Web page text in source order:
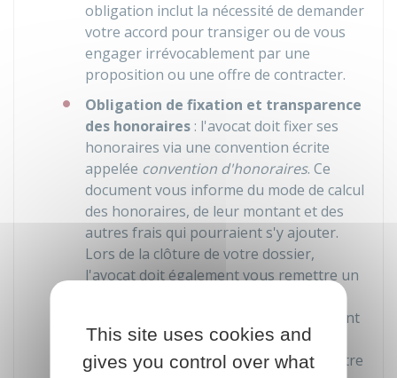
obligation inclut la nécessité de demander
votre accord pour transiger ou de vous
engager irrévocablement par une
proposition ou une offre de contracter.
Obligation de fixation et transparence
des honoraires : l'avocat doit fixer ses
honoraires via une convention écrite
appelée convention d'honoraires. Ce
document vous informe du mode de calcul
des honoraires, de leur montant et des
autres frais qui pourraient s'y ajouter.
Lors de la clôture de votre dossier,
l'avocat doit également vous remettre un
distinctement les sommes correspondant
à sa rémunération et les sommes
correspondant aux frais payés pour votre
This site uses cookies and
gives you control over what